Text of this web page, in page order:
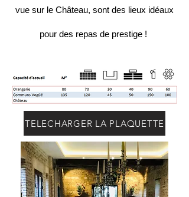
vue sur le Château, sont des lieux idéaux
pour des repas de prestige !
TELECHARGER LA PLAQUETTE